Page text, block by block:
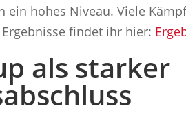
ein hohes Niveau. Viele
findet ihr hier:
als starker